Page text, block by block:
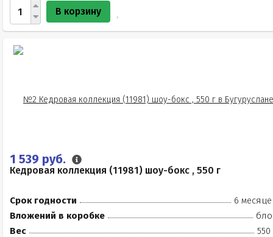
В корзину
1 539 руб.
Кедровая коллекция (11981) шоу-бокс , 550 г
Срок годности
6
Вложений в коробке
Вес
550